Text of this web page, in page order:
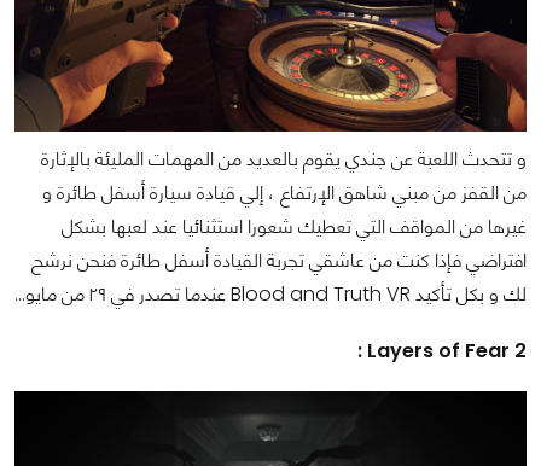
و تتحدث اللعبة عن جندي يقوم بالعديد من المهمات المليئة بالإثارة
من القفز من مبني شاهق الإرتفاع ، إلي قيادة سيارة أسفل طائرة و
غيرها من المواقف التي تعطيك شعورا استثنائيا عند لعبها بشكل
افتراضيفإذا كنت من عاشقي تجربة القيادة أسفل طائرة فنحن نرشح
لك و بكل تأكيد Blood and Truth VR عندما تصدر في ٢٩ من مايو...
Layers of Fear 2 :